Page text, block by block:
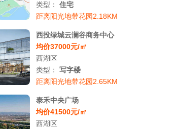
类型： 住宅
距离阳光地带花园2.18KM
西投绿城云澜谷商务中心
均价37000元/㎡
西湖区
类型： 写字楼
距离阳光地带花园2.65KM
泰禾中央广场
均价41500元/㎡
西湖区